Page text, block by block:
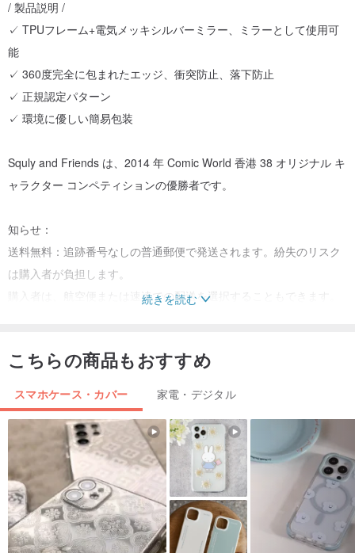
/ 製品説明 /
✓ TPUフレーム+電気メッキシルバーミラー、ミラーとして使用可
能
✓ 360度完全に包まれたエッジ、衝突防止、落下防止
✓ 正規認定パターン
✓ 環境に優しい簡易包装
Squly and Friends は、2014 年 Comic World 香港 38 オリジナル キ
ャラクター コンペティションの優勝者です。
知らせ：
送料無料：追跡番号なしの普通郵便で発送されます。紛失のリスク
は購入者が負担します。
購入者は、航空便または速達での配送を選択することもできます。
香港のオリジナルデザイン、中国本土で製造。
続きを読む
こちらの商品もおすすめ
スマホケース・カバー 家電・デジタル